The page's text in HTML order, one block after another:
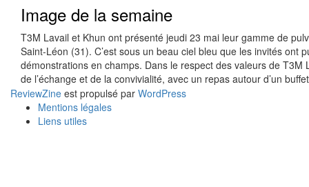
Image de la semaine
T3M Lavail et Khun ont présenté jeudi 23 mai leur gamme de
Saint-Léon (31). C’est sous un beau ciel bleu que les invités ont
démonstrations en champs. Dans le respect des valeurs de
de l’échange et de la convivialité, avec un repas autour d’un
ReviewZine est propulsé par WordPress
Mentions légales
Liens utiles